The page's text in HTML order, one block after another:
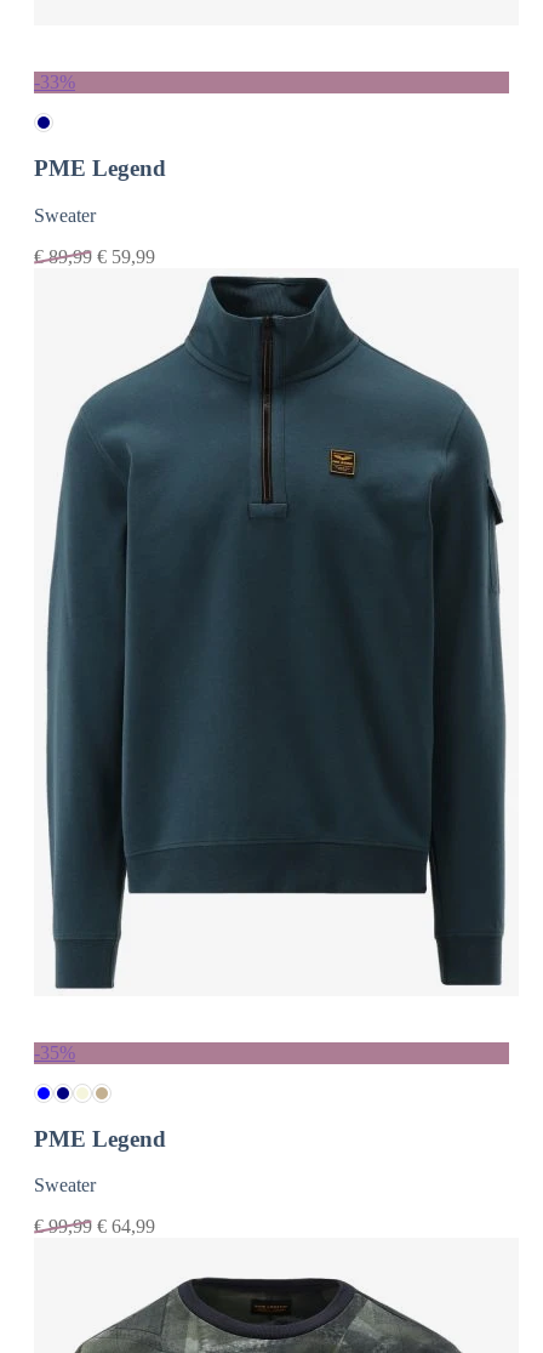
-33%
PME Legend
Sweater
€89,99 € 59,99
-35%
PME Legend
Sweater
€99,99 € 64,99